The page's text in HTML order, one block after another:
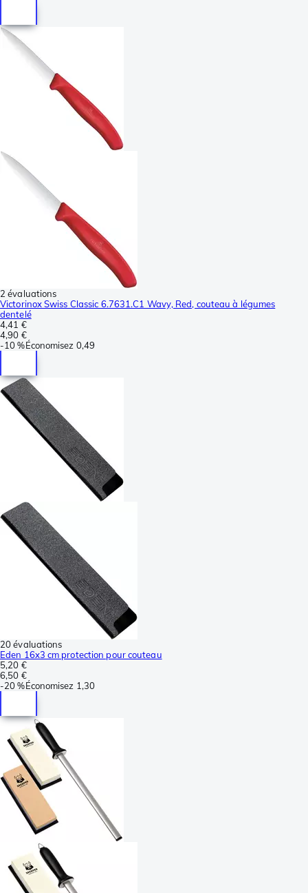
2 évaluations
Victorinox Swiss Classic 6.7631.C1 Wavy, Red, couteau à légumes
dentelé
4,41 €
4,90 €
-10 %Économisez 0,49
20 évaluations
Eden 16x3 cm protection pour couteau
5,20 €
6,50 €
-20 %Économisez 1,30